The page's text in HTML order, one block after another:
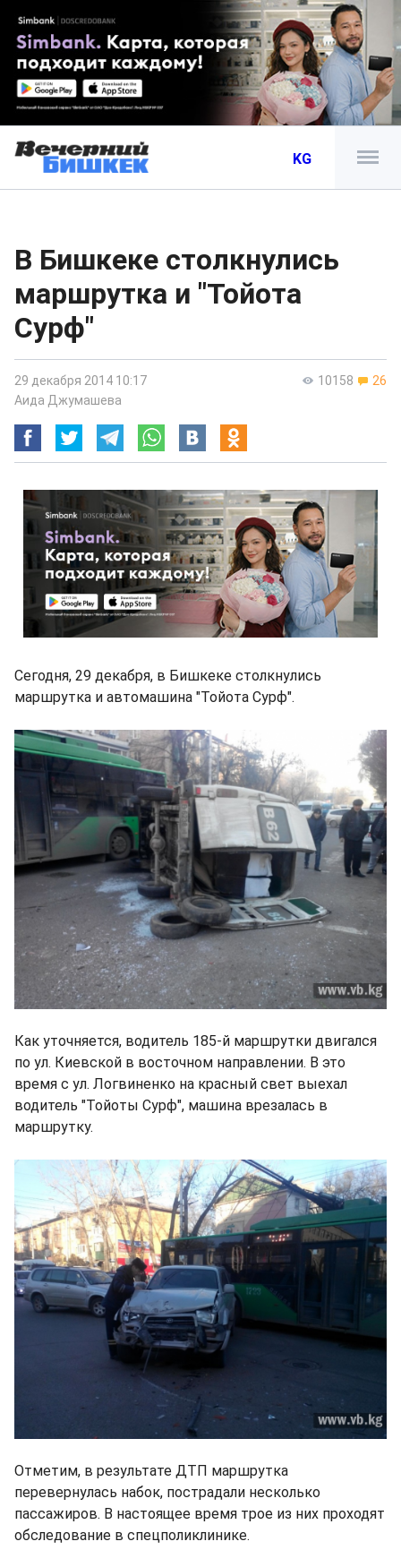
KG
В Бишкеке столкнулись
маршрутка и "Тойота
Сурф"
10158 26
29 декабря 2014 10:17
Аида Джумашева
Сегодня, 29 декабря, в Бишкеке столкнулись
маршрутка и автомашина "Тойота Сурф".
Как уточняется, водитель 185-й маршрутки двигался
по ул. Киевской в восточном направлении. В это
время с ул. Логвиненко на красный свет выехал
водитель "Тойоты Сурф", машина врезалась в
маршрутку.
Отметим, в результате ДТП маршрутка
перевернулась набок, пострадали несколько
пассажиров. В настоящее время трое из них проходят
обследование в спецполиклинике.